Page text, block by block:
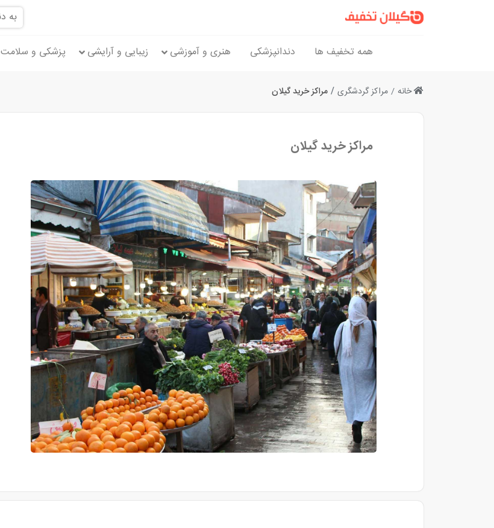
همه تخفیف ها دندانپزشکی هنری و آموزشی زیبایی و آرایشی پزشکی و سلامت
خانه مراکز گردشگری مراکز خرید گیلان
مراکز خرید گیلان